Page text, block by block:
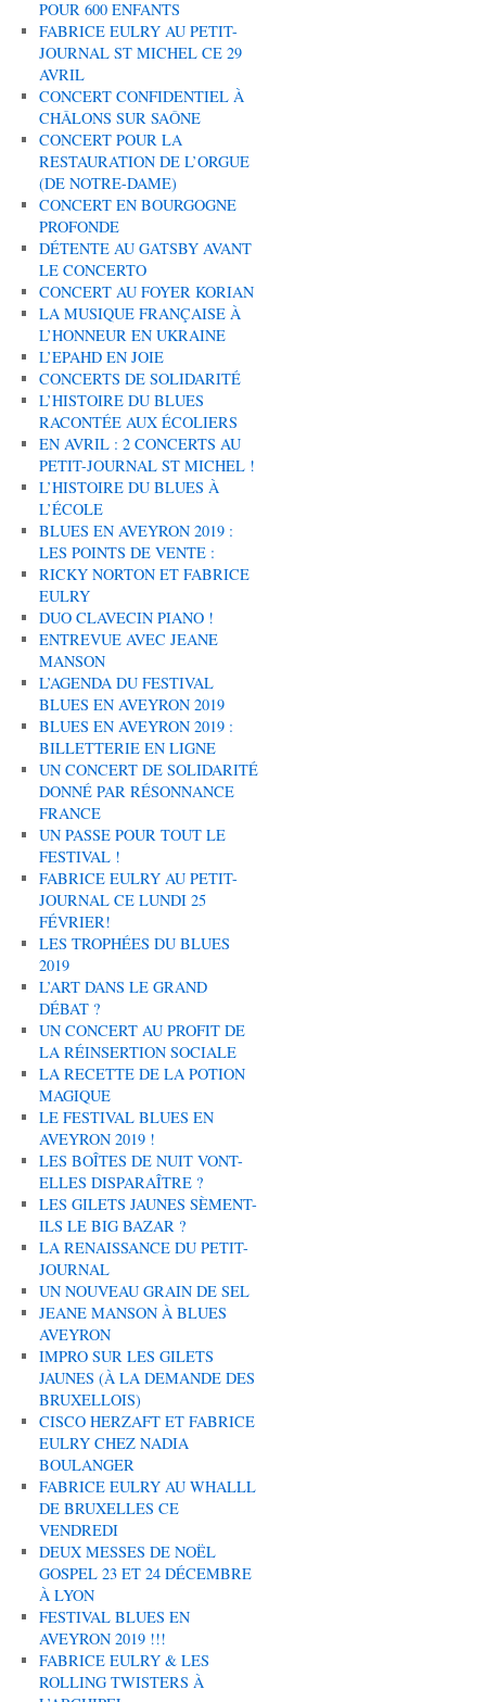
POUR 600 ENFANTS
FABRICE EULRY AU PETIT-
JOURNAL ST MICHEL CE 29
AVRIL
CONCERT CONFIDENTIEL À
CHÂLONS SUR SAÔNE
CONCERT POUR LA
RESTAURATION DE L’ORGUE
(DE NOTRE-DAME)
CONCERT EN BOURGOGNE
PROFONDE
DÉTENTE AU GATSBY AVANT
LE CONCERTO
CONCERT AU FOYER KORIAN
LA MUSIQUE FRANÇAISE À
L’HONNEUR EN UKRAINE
L’EPAHD EN JOIE
CONCERTS DE SOLIDARITÉ
L’HISTOIRE DU BLUES
RACONTÉE AUX ÉCOLIERS
EN AVRIL : 2 CONCERTS AU
PETIT-JOURNAL ST MICHEL !
L’HISTOIRE DU BLUES À
L’ÉCOLE
BLUES EN AVEYRON 2019 :
LES POINTS DE VENTE :
RICKY NORTON ET FABRICE
EULRY
DUO CLAVECIN PIANO !
ENTREVUE AVEC JEANE
MANSON
L’AGENDA DU FESTIVAL
BLUES EN AVEYRON 2019
BLUES EN AVEYRON 2019 :
BILLETTERIE EN LIGNE
UN CONCERT DE SOLIDARITÉ
DONNÉ PAR RÉSONNANCE
FRANCE
UN PASSE POUR TOUT LE
FESTIVAL !
FABRICE EULRY AU PETIT-
JOURNAL CE LUNDI 25
FÉVRIER!
LES TROPHÉES DU BLUES
2019
L’ART DANS LE GRAND
DÉBAT ?
UN CONCERT AU PROFIT DE
LA RÉINSERTION SOCIALE
LA RECETTE DE LA POTION
MAGIQUE
LE FESTIVAL BLUES EN
AVEYRON 2019 !
LES BOÎTES DE NUIT VONT-
ELLES DISPARAÎTRE ?
LES GILETS JAUNES SÈMENT-
ILS LE BIG BAZAR ?
LA RENAISSANCE DU PETIT-
JOURNAL
UN NOUVEAU GRAIN DE SEL
JEANE MANSON À BLUES
AVEYRON
IMPRO SUR LES GILETS
JAUNES (À LA DEMANDE DES
BRUXELLOIS)
CISCO HERZAFT ET FABRICE
EULRY CHEZ NADIA
BOULANGER
FABRICE EULRY AU WHALLL
DE BRUXELLES CE
VENDREDI
DEUX MESSES DE NOËL
GOSPEL 23 ET 24 DÉCEMBRE
À LYON
FESTIVAL BLUES EN
AVEYRON 2019 !!!
FABRICE EULRY & LES
ROLLING TWISTERS À